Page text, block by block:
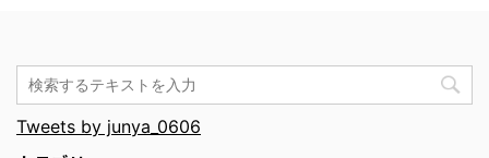
Tweets by junya_0606